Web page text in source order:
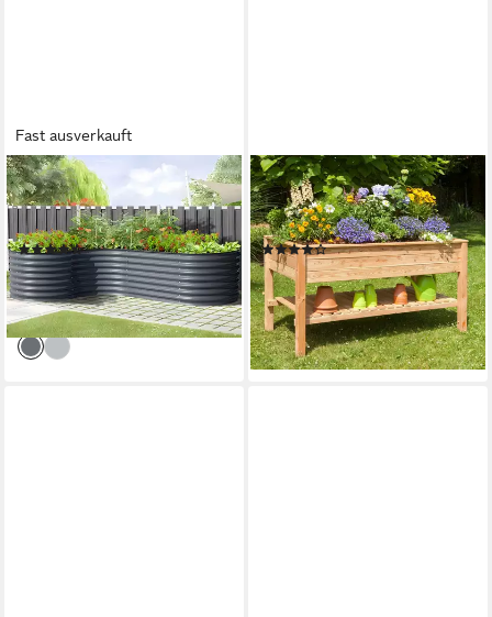
Fast ausverkauft
KONIFERA
Hochbeet Pamplona, BxTxH:
240x160x82 cm, 1900 l
(16)
169,99 € UVP219,99 €
-23%
lieferbar - in 4-5 Werktagen bei dir
KONIFERA
Hochbeet, BxTxH: 170x85x90
cm
(12)
335,99 €
lieferbar in 2 Wochen